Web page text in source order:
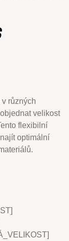
různých
velikost
flexibilní
optimální